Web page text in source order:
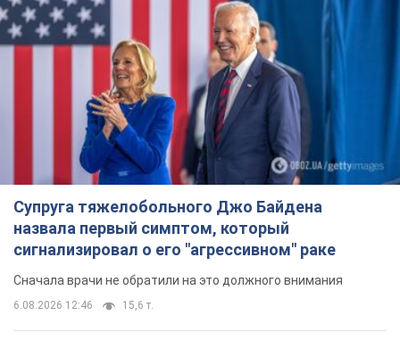
Супруга тяжелобольного Джо Байдена
назвала первый симптом, который
сигнализировал о его "агрессивном" раке
Сначала врачи не обратили на это должного внимания
6.08.2026 12:46 15,6 т.